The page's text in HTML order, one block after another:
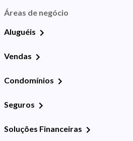
Áreas de negócio
Aluguéis
Vendas
Condomínios
Seguros
Soluções Financeiras